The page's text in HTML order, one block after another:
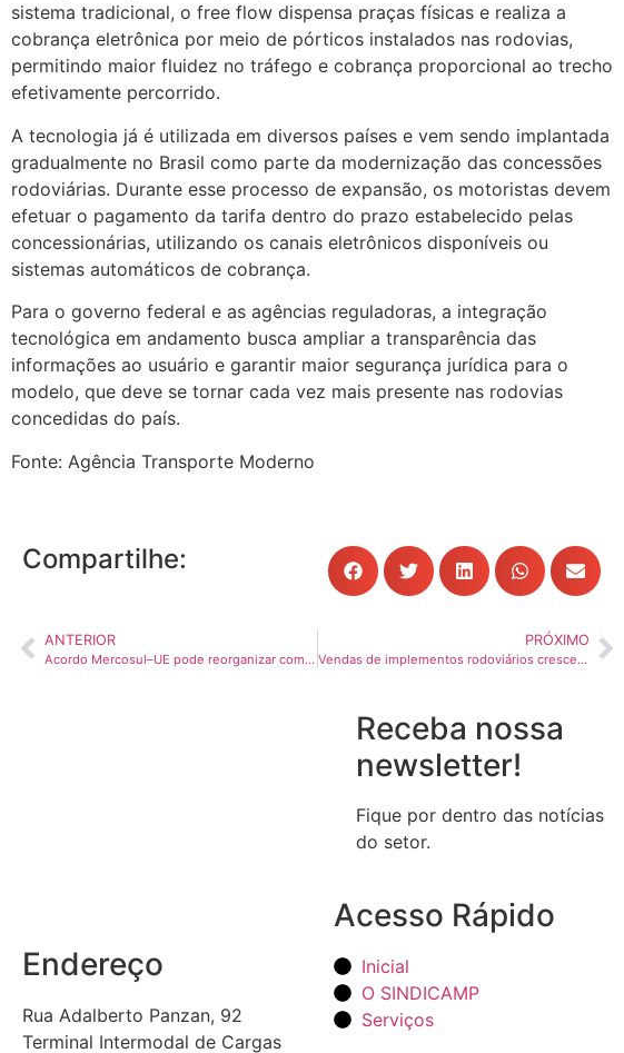
sistema tradicional, o free flow dispensa praças físicas e realiza a
cobrança eletrônica por meio de pórticos instalados nas rodovias,
permitindo maior fluidez no tráfego e cobrança proporcional ao trecho
efetivamente percorrido.
A tecnologia já é utilizada em diversos países e vem sendo implantada
gradualmente no Brasil como parte da modernização das concessões
rodoviárias. Durante esse processo de expansão, os motoristas devem
efetuar o pagamento da tarifa dentro do prazo estabelecido pelas
concessionárias, utilizando os canais eletrônicos disponíveis ou
sistemas automáticos de cobrança.
Para o governo federal e as agências reguladoras, a integração
tecnológica em andamento busca ampliar a transparência das
informações ao usuário e garantir maior segurança jurídica para o
modelo, que deve se tornar cada vez mais presente nas rodovias
concedidas do país.
Fonte: Agência Transporte Moderno
Compartilhe:
ANTERIOR
Acordo Mercosul–UE pode reorganizar comércio e logística transatlântica
PRÓXIMO
Vendas de implementos rodoviários crescem 12,5% em fevereiro e indicam recuperação do setor
Receba nossa
newsletter!
Fique por dentro das notícias
do setor.
Endereço
Rua Adalberto Panzan, 92
Terminal Intermodal de Cargas
Acesso Rápido
Inicial
O SINDICAMP
Serviços